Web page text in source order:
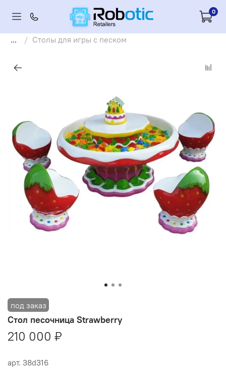
0
... Столы для игры с песком
арт. 38d316
Стол песочница Strawberry
210 000 ₽